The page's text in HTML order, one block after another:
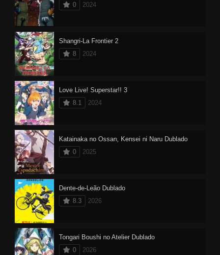
0
2024
Shangri-La Frontier 2
8
2024
Love Live! Superstar!! 3
8.1
2024
Katainaka no Ossan, Kensei ni Naru Dublado
0
2025
Dente-de-Leão Dublado
8.3
2026
Tongari Boushi no Atelier Dublado
0
2026